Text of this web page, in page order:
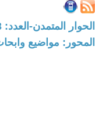
الحوار المتمدن-العدد: 8313 - 2025 / 4 / 15 - 14:08
المحور: مواضيع